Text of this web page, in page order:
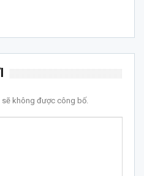
không được công bố.